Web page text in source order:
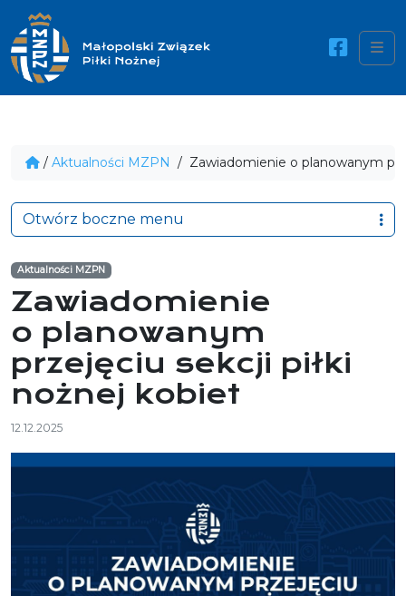
/ Aktualności MZPN / Zawiadomienie o planowanym
Aktualności MZPN
Zawiadomienie
o planowanym
przejęciu sekcji piłki
nożnej kobiet
12.12.2025
Otwórz boczne menu